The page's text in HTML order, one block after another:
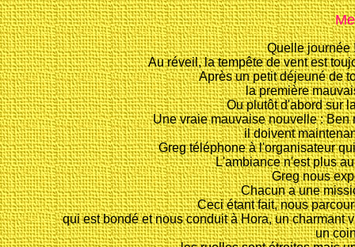
Quelle journée
Au réveil, la tempête de vent est
Après un petit déjeuné de
la première
Ou plutôt d'abord sur
Une vraie mauvaise nouvelle :
il doivent
Greg téléphone à l'organisateur
L'ambiance n'est plus
Greg nous
Chacun a une
Ceci étant fait, nous
qui est bondé et nous conduit à Hora, un charmant
un